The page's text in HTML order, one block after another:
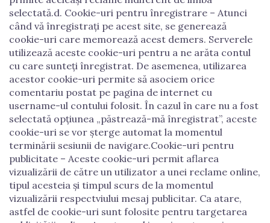
selectată.d. Cookie-uri pentru înregistrare – Atunci
când vă înregistrați pe acest site, se generează
cookie-uri care memorează acest demers. Serverele
utilizează aceste cookie-uri pentru a ne arăta contul
cu care sunteți înregistrat. De asemenea, utilizarea
acestor cookie-uri permite să asociem orice
comentariu postat pe pagina de internet cu
username-ul contului folosit. În cazul în care nu a fost
selectată opțiunea „păstrează-mă înregistrat”, aceste
cookie-uri se vor șterge automat la momentul
terminării sesiunii de navigare.Cookie-uri pentru
publicitate – Aceste cookie-uri permit aflarea
vizualizării de către un utilizator a unei reclame online,
tipul acesteia și timpul scurs de la momentul
vizualizării respectviului mesaj publicitar. Ca atare,
astfel de cookie-uri sunt folosite pentru targetarea